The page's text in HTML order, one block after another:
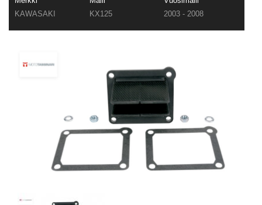
KAWASAKI
KX125 2003 - 2008